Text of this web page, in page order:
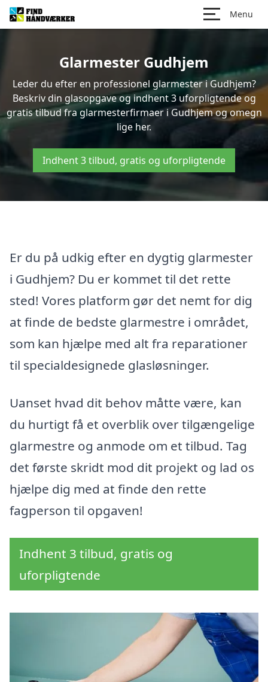
Menu
Glarmester Gudhjem
Leder du efter en professionel glarmester i Gudhjem?
Beskriv din glasopgave og indhent 3 uforpligtende og
gratis tilbud fra glarmesterfirmaer i Gudhjem og omegn
lige her.
Indhent 3 tilbud, gratis og uforpligtende
Er du på udkig efter en dygtig glarmester
i Gudhjem? Du er kommet til det rette
sted! Vores platform gør det nemt for dig
at finde de bedste glarmestre i området,
som kan hjælpe med alt fra reparationer
til specialdesignede glasløsninger.
Uanset hvad dit behov måtte være, kan
du hurtigt få et overblik over tilgængelige
glarmestre og anmode om et tilbud. Tag
det første skridt mod dit projekt og lad os
hjælpe dig med at finde den rette
fagperson til opgaven!
Indhent 3 tilbud, gratis og
uforpligtende